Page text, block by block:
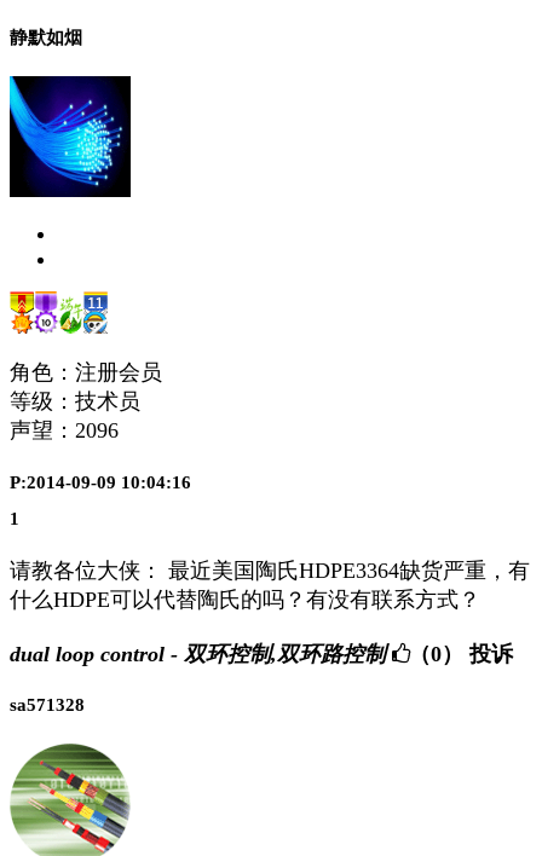
静默如烟
角色：注册会员
等级：技术员
声望： 2096
P:2014-09-09 10:04:16
1
请教各位大侠： 最近美国陶氏HDPE3364缺货严重，有
什么HDPE可以代替陶氏的吗？有没有联系方式？
dual loop control - 双环控制,双环路控制 （0） 投诉
sa571328